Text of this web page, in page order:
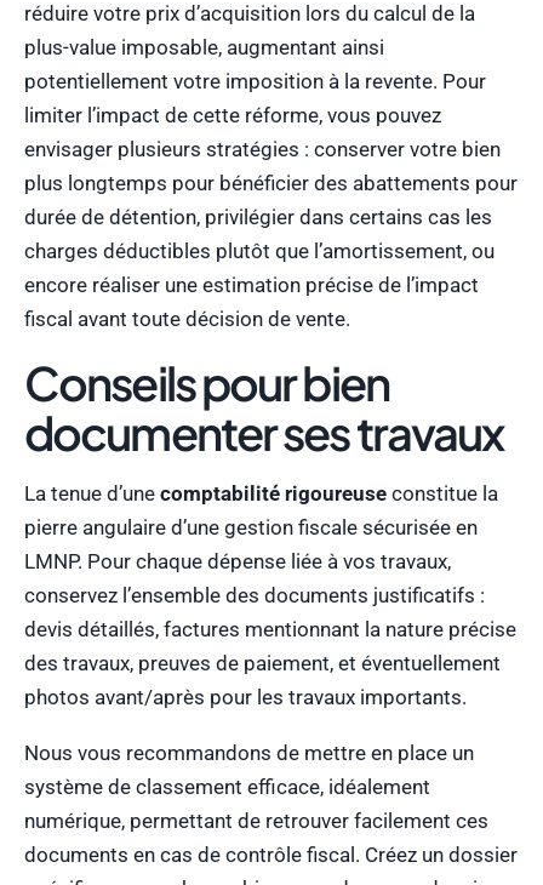
réduire votre prix d’acquisition lors du calcul de la
plus-value imposable, augmentant ainsi
potentiellement votre imposition à la revente. Pour
limiter l’impact de cette réforme, vous pouvez
envisager plusieurs stratégies : conserver votre bien
plus longtemps pour bénéficier des abattements pour
durée de détention, privilégier dans certains cas les
charges déductibles plutôt que l’amortissement, ou
encore réaliser une estimation précise de l’impact
fiscal avant toute décision de vente.
Conseils pour bien
documenter ses travaux
La tenue d’une comptabilité rigoureuse constitue la
pierre angulaire d’une gestion fiscale sécurisée en
LMNP. Pour chaque dépense liée à vos travaux,
conservez l’ensemble des documents justificatifs :
devis détaillés, factures mentionnant la nature précise
des travaux, preuves de paiement, et éventuellement
photos avant/après pour les travaux importants.
Nous vous recommandons de mettre en place un
système de classement efficace, idéalement
numérique, permettant de retrouver facilement ces
documents en cas de contrôle fiscal. Créez un dossier